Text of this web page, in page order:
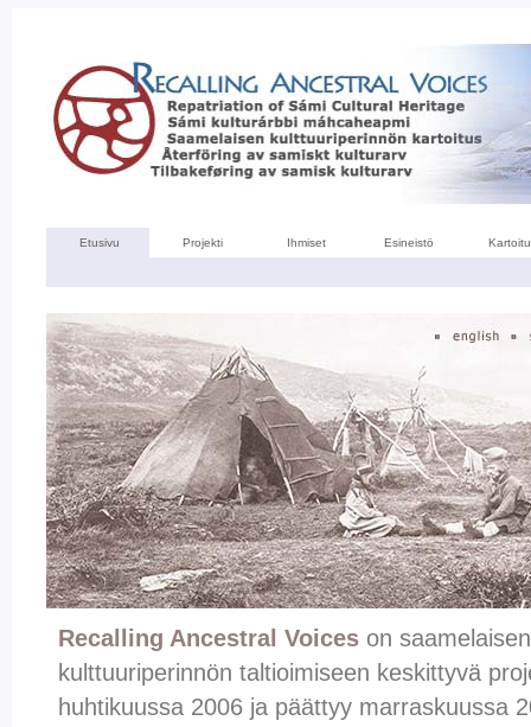
Etusivu Projekti Ihmiset Esineistö
Recalling Ancestral Voices on
kulttuuriperinnön taltioimiseen keskittyvä
huhtikuussa 2006 ja päättyy marraskuussa